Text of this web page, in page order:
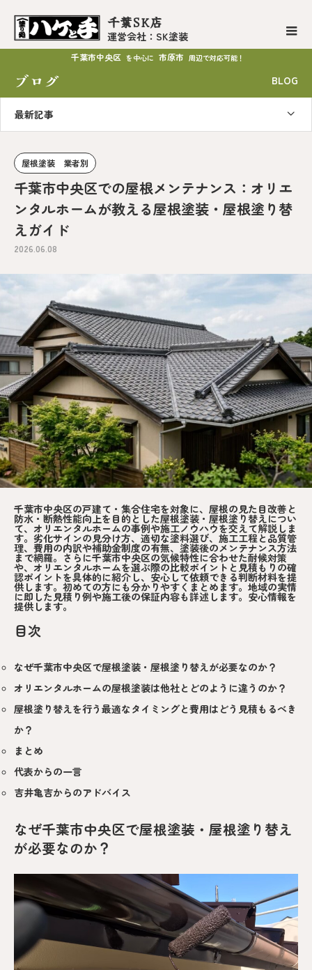
千葉SK店
運営会社：SK塗装
千葉市中央区 を中心に 市原市 周辺で対応可能！
ブログ BLOG
最新記事
屋根塗装 業者別
千葉市中央区での屋根メンテナンス：オリエ
ンタルホームが教える屋根塗装・屋根塗り替
えガイド
2026.06.08
千葉市中央区の戸建て・集合住宅を対象に、屋根の見た目改善と
防水・断熱性能向上を目的とした屋根塗装・屋根塗り替えについ
て、オリエンタルホームの事例や施工ノウハウを交えて解説しま
す。劣化サインの見分け方、適切な塗料選び、施工工程と品質管
理、費用の内訳や補助金制度の有無、塗装後のメンテナンス方法
まで網羅。さらに千葉市中央区の気候特性に合わせた耐候対策
や、オリエンタルホームを選ぶ際の比較ポイントと見積もりの確
認ポイントを具体的に紹介し、安心して依頼できる判断材料を提
供します。初めての方にも分かりやすくまとめます。地域の実情
に即した見積り例や施工後の保証内容も詳述します。安心情報を
提供します。
目次
なぜ千葉市中央区で屋根塗装・屋根塗り替えが必要なのか？
オリエンタルホームの屋根塗装は他社とどのように違うのか？
屋根塗り替えを行う最適なタイミングと費用はどう見積もるべき
か？
まとめ
代表からの一言
吉井亀吉からのアドバイス
なぜ千葉市中央区で屋根塗装・屋根塗り替え
が必要なのか？